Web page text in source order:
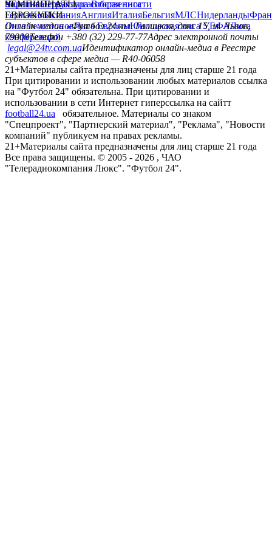
политикаСтруктура собственности
УкраинаПервая лигаВторая лига
ЧЕМПИОНАТЫ
ГерманияИспанияАнглияИталияБельгияМЛСНидерланды
ЕВРОКУБКИ
Лига чемпионовЛига ЕвропыЮношеская лига УЕФАЛига
конференций
Онлайн-медиа «Футбол 24»пл. Галицкая, дом. 15, м. Львов,
79008Телефон +380 (32) 229-77-77Адрес электронной почты
legal@24tv.com.uaИдентификатор онлайн-медиа в Реестре
субъектов в сфере медиа — R40-06058
21+Материалы сайта предназначены для лиц старше 21 года
При цитировании и использовании любых материалов ссылка
на "Футбол 24" обязательна. При цитировании и
использовании в сети Интернет гиперссылка на сайтт
football24.ua
обязательное. Материалы со знаком
"Спецпроект", "Партнерский материал", "Реклама", "Новости
компаний" публикуем на правах рекламы.
21+Материалы сайта предназначены для лиц старше 21 года
Все права защищены. © 2005 - 2026 , ЧАО
"Телерадиокомпания Люкс". "Футбол 24".